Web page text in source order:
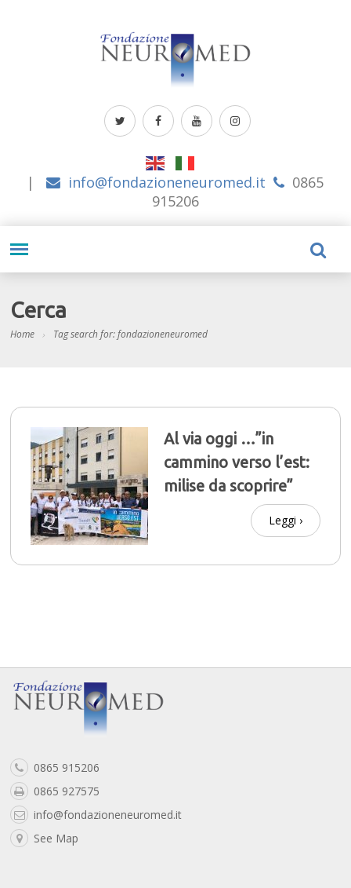
| info@fondazioneneuromed.it
0865
915206
Cerca
Home Tag search for: fondazioneneuromed
Al via oggi …”in
cammino verso l’est:
milise da scoprire”
Leggi ›
0865 915206
0865 927575
info@fondazioneneuromed.it
See Map